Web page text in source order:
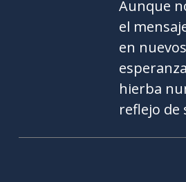
Aunque
el
en
hierba
reflejo